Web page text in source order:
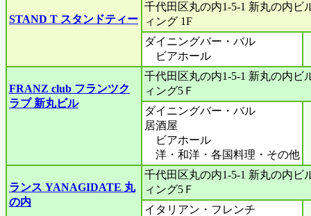
STAND T スタンドティー
千代田区丸の内1-5-1 新丸の内ビ
ィング 1F
ダイニングバー・バル
ビアホール
FRANZ club フランツク
ラブ 新丸ビル
千代田区丸の内1-5-1 新丸の内ビ
ィング5Ｆ
ダイニングバー・バル
居酒屋
ビアホール
洋・和洋・各国料理・その他
ランス YANAGIDATE 丸
の内
千代田区丸の内1-5-1 新丸の内ビ
ィング5Ｆ
イタリアン・フレンチ